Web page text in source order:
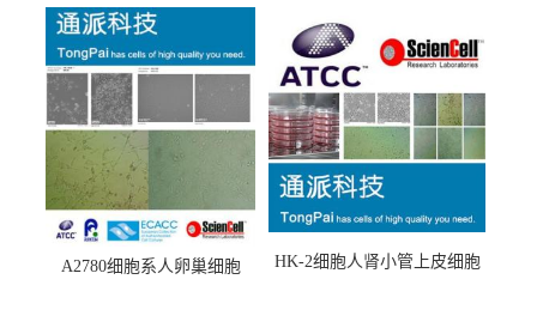
(A549细胞)
A2780细胞系人卵巢细胞
HK-2细胞人肾小管上皮细胞